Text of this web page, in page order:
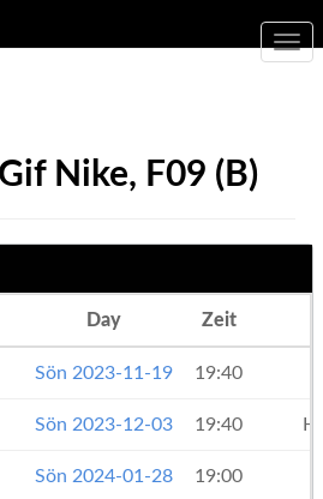
Nike, F09 (B)
Day Zeit
Sön 2023-11-19 19:40
Sön 2023-12-03 19:40
Sön 2024-01-28 19:00